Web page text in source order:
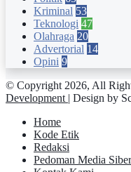
Kriminal 53
Teknologi 47
Olahraga 20
Advertorial 14
Opini 9
© Copyright 2026, All
Development | Design by
Home
Kode Etik
Redaksi
Pedoman Media Siber